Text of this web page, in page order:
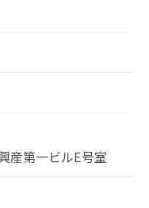
産第一ビルE号室